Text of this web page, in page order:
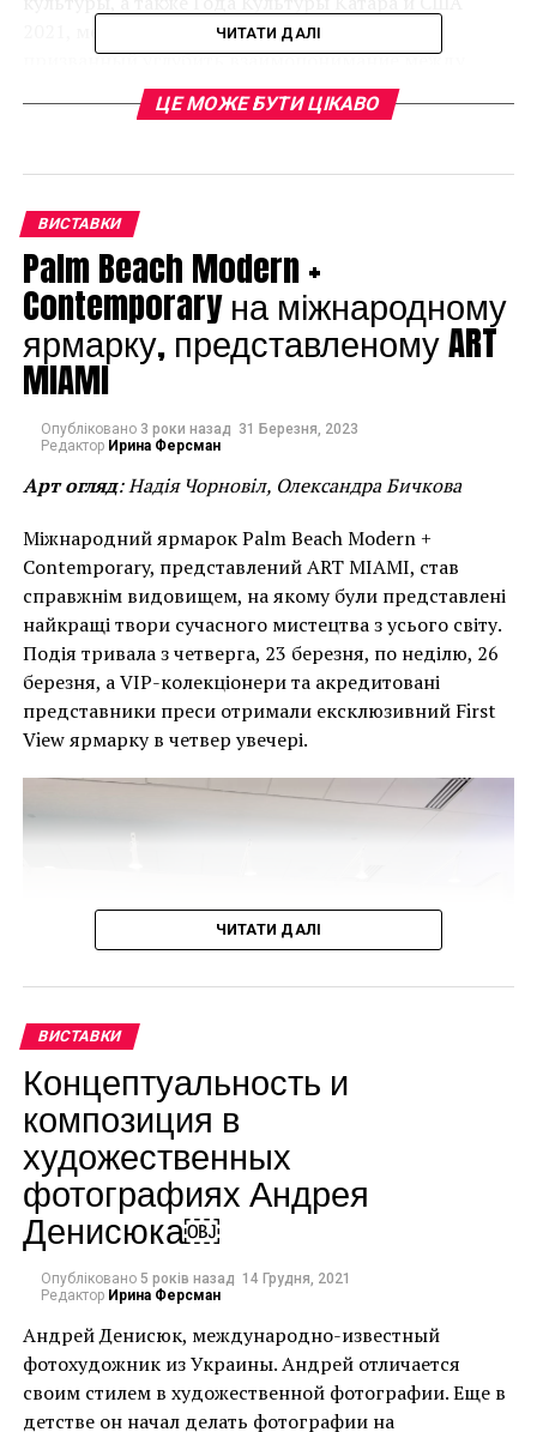
2021, международный культурный обмен,
призванный углубить взаимопонимание между
государствами и их народами.
«Затерянные в Америке» представляет собой
призму автобиографии Кунса, начиная с его детства
представлено более 60 произведений искусства, , и
она разделена на 16 галерей, в каждой из которых
представлена ​​автобиографическим текстом
художника, подчеркивающим его воспоминания,
влияние и увлечение американской визуальной
культурой. Задуманная как обширный автопортрет
выставка также включает скульптуры и картины с
завораживающими зеркальными поверхностями,
которые отражают зрителей и привлекают
внимание к идеям самопреобразования и
становления.
«Музеи Катара рады
организовать и
представить выставку
«Джефф Кунс:
затерянные в
Америке»,
предоставляя нашему
сообществу и
посетителям Дохи
доступ к первой
выставке Кунса в
Персидском заливе.
Частью миссии Музеев
ЧИТАТИ ДАЛІ
ЦЕ МОЖЕ БУТИ ЦІКАВО
ВИСТАВКИ
Palm Beach Modern +
Contemporary на міжнародному
ярмарку, представленому ART
MIAMI
Опубліковано 3 роки назад 31 Березня, 2023
Редактор Ирина Ферсман
Арт огляд: Надія Чорновіл, Олександра Бичкова
Міжнародний ярмарок Palm Beach Modern +
Contemporary, представлений ART MIAMI, став
справжнім видовищем, на якому були представлені
найкращі твори сучасного мистецтва з усього світу.
Подія тривала з четверга, 23 березня, по неділю, 26
березня, а VIP-колекціонери та акредитовані
представники преси отримали ексклюзивний First
View ярмарку в четвер увечері.
ЧИТАТИ ДАЛІ
ВИСТАВКИ
Концептуальность и
композиция в
художественных
фотографиях Андрея
Денисюка￼
Опубліковано 5 років назад 14 Грудня, 2021
Редактор Ирина Ферсман
Андрей Денисюк, международно-известный
фотохудожник из Украины. Андрей отличается
своим стилем в художественной фотографии. Еще в
детстве он начал делать фотографии на